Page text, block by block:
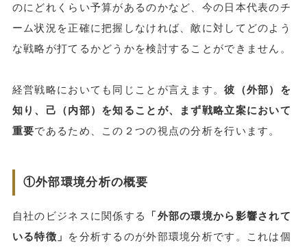
のにどれくらい予算があるのかなど、今の日本代表のチ
ーム状況を正確に把握しなければ、敵に対してどのよう
な戦略が打てるかどうかを検討することができません。
経営戦略においても同じことが言えます。彼（外部）を
知り、己（内部）を知ることが、まず戦略立案において
重要であるため、この２つの視点の分析を行います。
①外部環境分析の概要
自社のビジネスに関係する
「外部の環境から影響されて
いる特徴」 を分析するのが外部環境分析です。これは個